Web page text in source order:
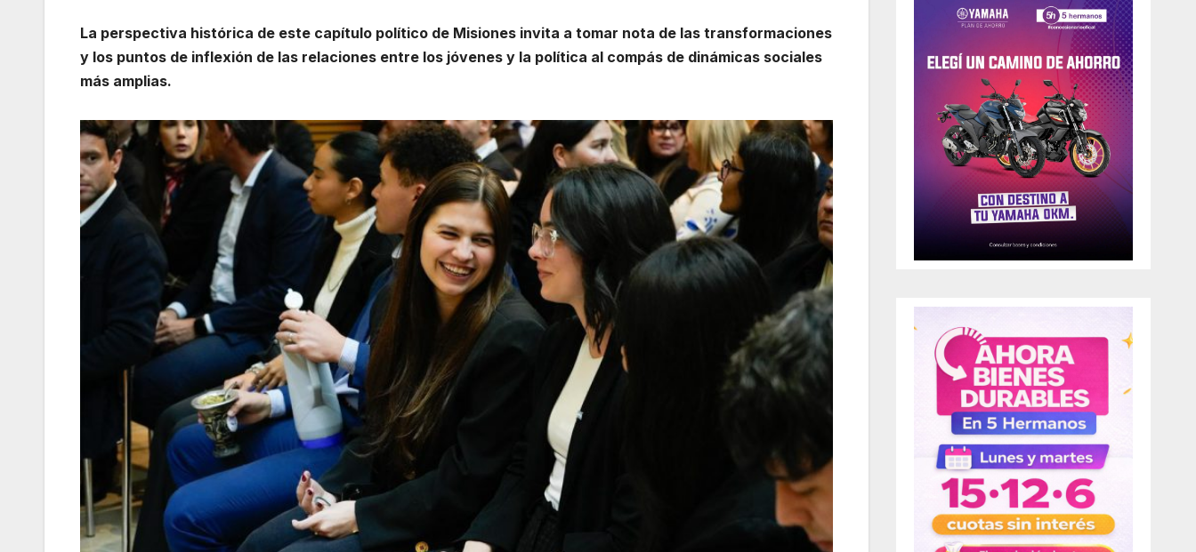
La perspectiva histórica de este capítulo político de Misiones invita a tomar nota de las transformaciones
y los puntos de inflexión de las relaciones entre los jóvenes y la política al compás de dinámicas sociales
más amplias.